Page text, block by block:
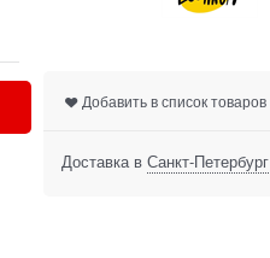
Добавить в список товаров
Доставка в Санкт-Петербург